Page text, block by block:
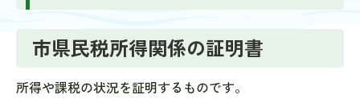
市県民税所得関係の証明書
所得や課税の状況を証明するものです。